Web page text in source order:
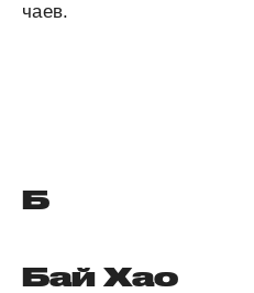
чаев.
Б
Бай Хао